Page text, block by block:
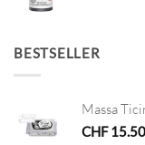
BESTSELLER
Massa
CHF15.50